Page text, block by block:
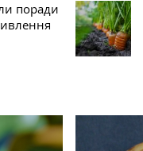
поради